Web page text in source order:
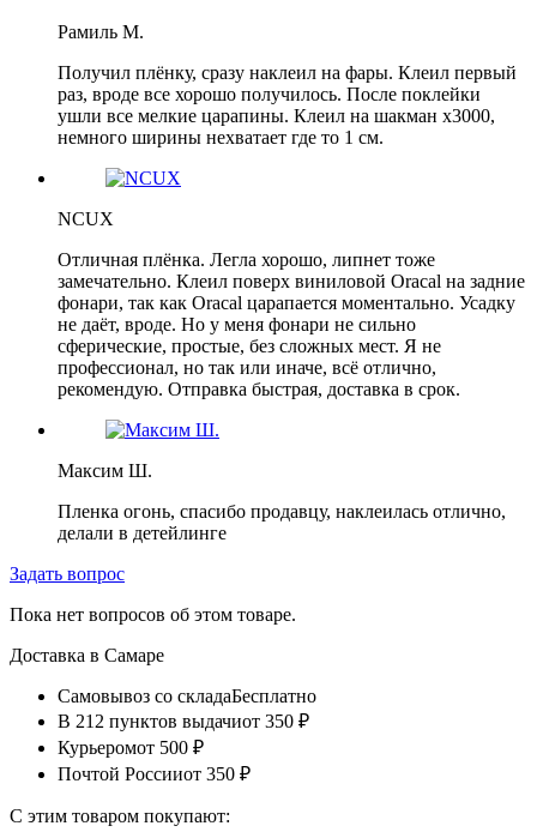
Рамиль М.
Получил плёнку, сразу наклеил на фары. Клеил первый
раз, вроде все хорошо получилось. После поклейки
ушли все мелкие царапины. Клеил на шакман х3000,
немного ширины нехватает где то 1 см.
NCUX
Отличная плёнка. Легла хорошо, липнет тоже
замечательно. Клеил поверх виниловой Oracal на задние
фонари, так как Oracal царапается моментально. Усадку
не даёт, вроде. Но у меня фонари не сильно
сферические, простые, без сложных мест. Я не
профессионал, но так или иначе, всё отлично,
рекомендую. Отправка быстрая, доставка в срок.
Максим Ш.
Пленка огонь, спасибо продавцу, наклеилась отлично,
делали в детейлинге
Задать вопрос
Пока нет вопросов об этом товаре.
Доставка в Самаре
Самовывоз со складаБесплатно
В 212 пунктов выдачиот 350 ₽
Курьеромот 500 ₽
Почтой Россииот 350 ₽
С этим товаром покупают: